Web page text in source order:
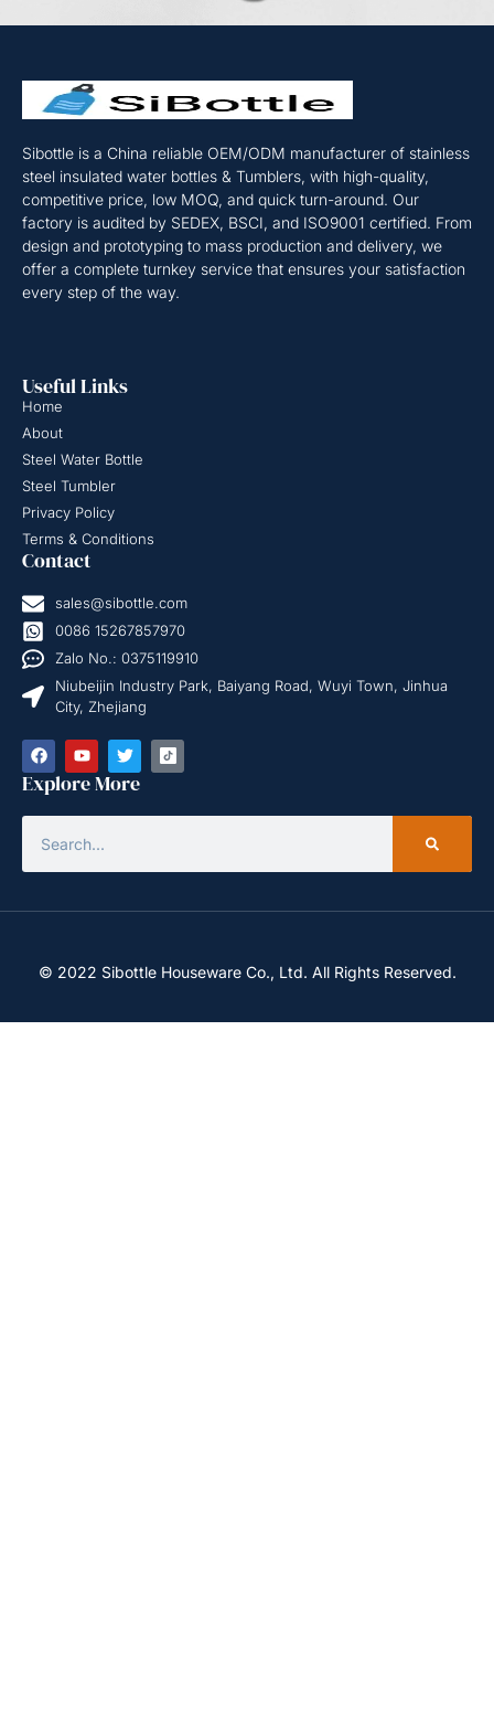
Sibottle is a China reliable OEM/ODM manufacturer of stainless
steel insulated water bottles & Tumblers, with high-quality,
competitive price, low MOQ, and quick turn-around. Our
factory is audited by SEDEX, BSCI, and ISO9001 certified. From
design and prototyping to mass production and delivery, we
offer a complete turnkey service that ensures your satisfaction
every step of the way.
Useful Links
Home
About
Steel Water Bottle
Steel Tumbler
Privacy Policy
Terms & Conditions
Contact
sales@sibottle.com
0086 15267857970
Zalo No.: 0375119910
Niubeijin Industry Park, Baiyang Road, Wuyi Town, Jinhua
City, Zhejiang
Explore More
© 2022 Sibottle Houseware Co., Ltd. All Rights Reserved.